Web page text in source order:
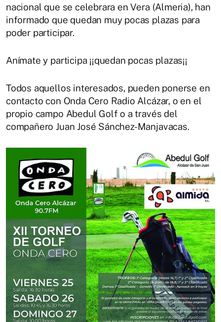
nacional que se celebrara en Vera (Almeria), han
informado que quedan muy pocas plazas para
poder participar.
Anímate y participa ¡¡quedan pocas plazas¡¡
Todos aquellos interesados, pueden ponerse en
contacto con Onda Cero Radio Alcázar, o en el
propio campo Abedul Golf o a través del
compañero Juan José Sánchez-Manjavacas.